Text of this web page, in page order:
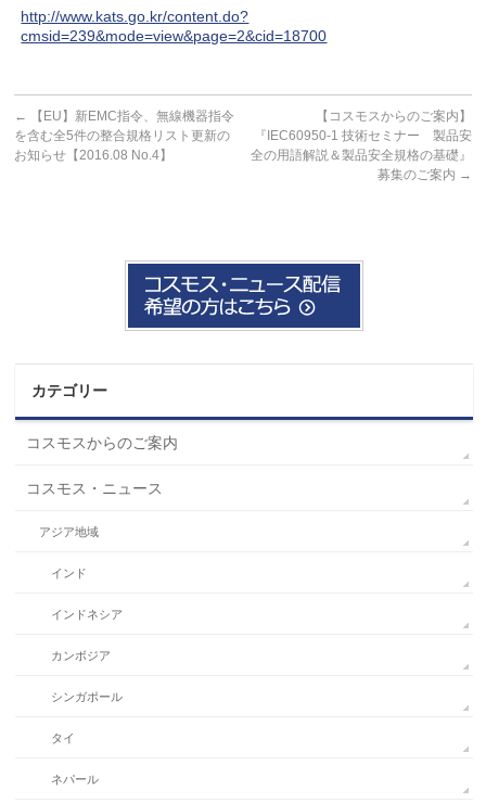
http://www.kats.go.kr/content.do?
cmsid=239&mode=view&page=2&cid=18700
←
【EU】新EMC指令、無線機器指令
を含む全5件の整合規格リスト更新の
お知らせ【2016.08 No.4】
【コスモスからのご案内】
『IEC60950-1 技術セミナー 製品安
全の用語解説＆製品安全規格の基礎』
募集のご案内 →
カテゴリー
コスモスからのご案内
コスモス・ニュース
アジア地域
インド
インドネシア
カンボジア
シンガポール
タイ
ネパール